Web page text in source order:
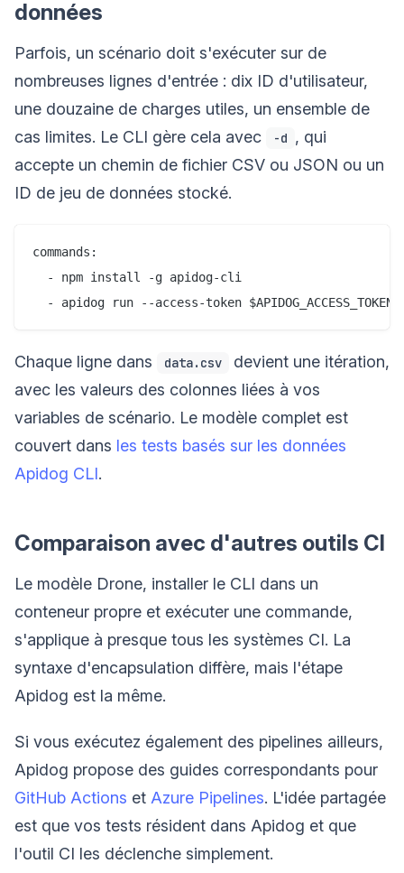
données
Parfois, un scénario doit s'exécuter sur de
nombreuses lignes d'entrée : dix ID d'utilisateur,
une douzaine de charges utiles, un ensemble de
cas limites. Le CLI gère cela avec
-d , qui
accepte un chemin de fichier CSV ou JSON ou un
ID de jeu de données stocké.
commands:
  - npm install -g apidog-cli
Chaque ligne dans data.csv
devient une itération,
avec les valeurs des colonnes liées à vos
variables de scénario. Le modèle complet est
couvert dans les tests basés sur les données
Apidog CLI.
Comparaison avec d'autres outils CI
Le modèle Drone, installer le CLI dans un
conteneur propre et exécuter une commande,
s'applique à presque tous les systèmes CI. La
syntaxe d'encapsulation diffère, mais l'étape
Apidog est la même.
Si vous exécutez également des pipelines ailleurs,
Apidog propose des guides correspondants pour
GitHub Actions et Azure Pipelines. L'idée partagée
est que vos tests résident dans Apidog et que
l'outil CI les déclenche simplement.